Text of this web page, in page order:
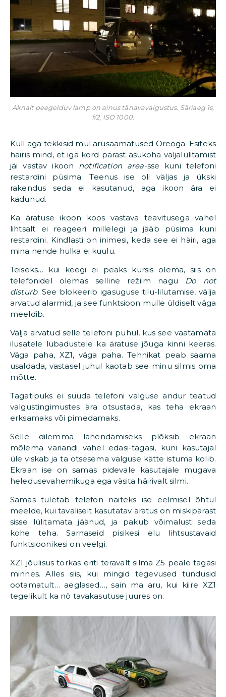
Aknalt peegelduv lamp on ainus tänavavalgustus. Säriaeg 1s,
f/2, ISO 1000.
Küll aga tekkisid mul arusaamatused Oreoga. Esiteks
häiris mind, et iga kord pärast asukoha väljalülitamist
jäi vastav ikoon notification area-sse kuni telefoni
restardini püsima. Teenus ise oli väljas ja ükski
rakendus seda ei kasutanud, aga ikoon ära ei
kadunud.
Ka äratuse ikoon koos vastava teavitusega vahel
lihtsalt ei reageeri millelegi ja jääb püsima kuni
restardini. Kindlasti on inimesi, keda see ei häiri, aga
mina nende hulka ei kuulu.
Teiseks… kui keegi ei peaks kursis olema, siis on
telefonidel olemas selline režiim nagu
Do not
disturb. See blokeerib igasuguse tilu-lilutamise, välja
arvatud alarmid, ja see funktsioon mulle üldiselt väga
meeldib.
Välja arvatud selle telefoni puhul, kus see vaatamata
ilusatele lubadustele ka äratuse jõuga kinni keeras.
Väga paha, XZ1, väga paha. Tehnikat peab saama
usaldada, vastasel juhul kaotab see minu silmis oma
mõtte.
Tagatipuks ei suuda telefoni valguse andur teatud
valgustingimustes ära otsustada, kas teha ekraan
erksamaks või pimedamaks.
Selle dilemma lahendamiseks plõksib ekraan
mõlema variandi vahel edasi-tagasi, kuni kasutajal
üle viskab ja ta otsesema valguse kätte istuma kolib.
Ekraan ise on samas pidevale kasutajale mugava
heledusevahemikuga ega väsita häirivalt silmi.
Samas tuletab telefon näiteks ise eelmisel õhtul
meelde, kui tavaliselt kasutatav äratus on miskipärast
sisse lülitamata jäänud, ja pakub võimalust seda
kohe teha. Sarnaseid pisikesi elu lihtsustavaid
funktsioonikesi on veelgi.
XZ1 jõulisus torkas eriti teravalt silma Z5 peale tagasi
minnes. Alles siis, kui mingid tegevused tundusid
ootamatult… aeglased…, sain ma aru, kui kiire XZ1
tegelikult ka nö tavakasutuse juures on.